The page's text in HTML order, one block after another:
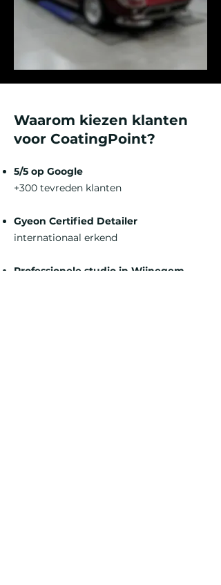
Waarom kiezen klanten
voor CoatingPoint?
5/5 op Google
+300 tevreden klanten
Gyeon Certified Detailer
internationaal erkend
Professionele studio in Wijnegem